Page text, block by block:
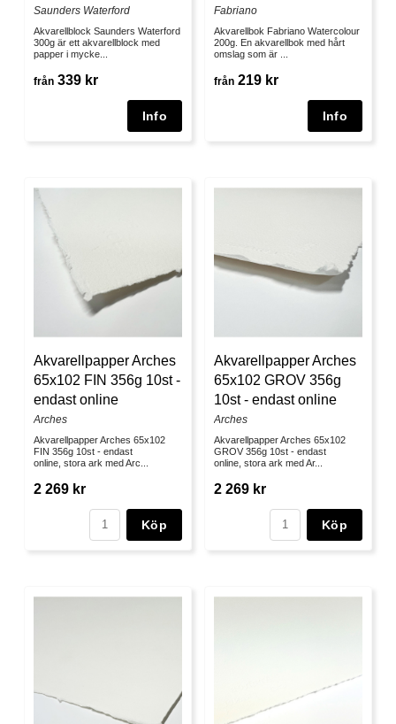
Saunders Waterford
Akvarellblock Saunders Waterford
300g är ett akvarellblock med
papper i mycke...
från 339 kr
Fabriano
Akvarellbok Fabriano Watercolour
200g. En akvarellbok med hårt
omslag som är ...
från 219 kr
Akvarellpapper Arches
65x102 FIN 356g 10st -
endast online
Arches
Akvarellpapper Arches 65x102
FIN 356g 10st - endast
online, stora ark med Arc...
2 269 kr
Köp
Akvarellpapper Arches
65x102 GROV 356g
10st - endast online
Arches
Akvarellpapper Arches 65x102
GROV 356g 10st - endast
online, stora ark med Ar...
2 269 kr
Köp